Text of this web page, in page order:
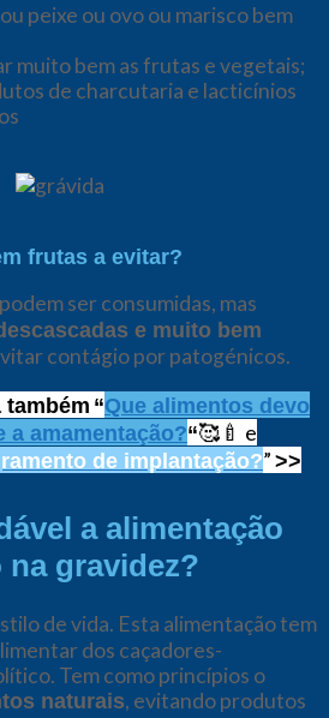
peixe ou ovo ou marisco bem
muito bem as frutas e vegetais;
de charcutaria e lacticínios
frutas a evitar?
ser consumidas, mas
e muito bem
contágio por patogénicos.
também “Que alimentos devo
a amamentação?“🥰🍼 e
de implantação?” >>
a alimentação
na gravidez?
de vida. Esta alimentação tem
dos caçadores-
Tem como princípios o
naturais, evitando produtos